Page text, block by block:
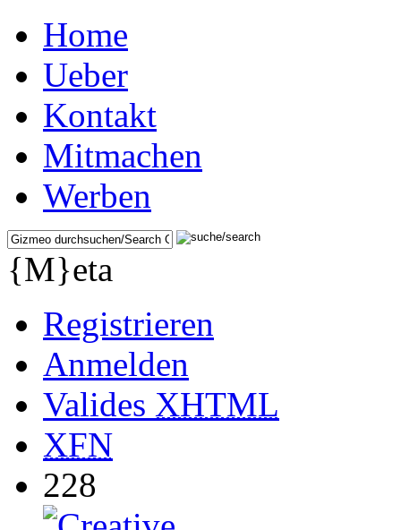
Home
Ueber
Kontakt
Mitmachen
Werben
{M}eta
Registrieren
Anmelden
Valides XHTML
XFN
228